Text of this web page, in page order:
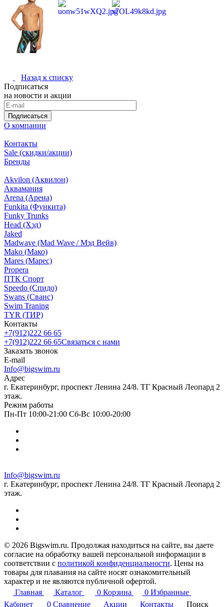
Назад к списку
Подписаться
на новости и акции
Подписаться
О компании
Контакты
Sale (скидки/акции)
Бренды
Akvilon (Аквилон)
Аквамания
Arena (Арена)
Funkita (Функита)
Funky Trunks
Head (Хэд)
Jaked
Madwave (Mad Wave / Мэд Вейв)
Mako (Мако)
Mares (Марес)
Propera
ПТК Спорт
Speedo (Спидо)
Swans (Сванс)
Swim Traning
TYR (ТИР)
Контакты
+7(912)222 66 65
+7(912)222 66 65Связаться с нами
Заказать звонок
E-mail
Info@bigswim.ru
Адрес
г. Екатеринбург, проспект Ленина 24/8. ТГ Красный Леопард 2
этаж.
Режим работы
Пн-Пт 10:00-21:00 Сб-Вс 10:00-20:00
Info@bigswim.ru
г. Екатеринбург, проспект Ленина 24/8. ТГ Красный Леопард 2
этаж.
© 2026 Bigswim.ru. Продолжая находиться на сайте, вы даете
согласие на обработку вашей персональной информации в
соответствии с политикой конфиденциальности. Цены на
товары для плавания на сайте носят ознакомительный
характер и не являются публичной офертой.
Главная
Каталог 0 Корзина 0 Избранные
Кабинет
0 Сравнение Акции Контакты Поиск